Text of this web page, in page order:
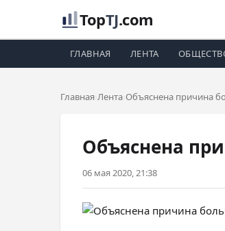
TopTJ.com
ГЛАВНАЯ ЛЕНТА
Главная Лента Объяснена причина
Объяснена
06 мая 2020, 21:38